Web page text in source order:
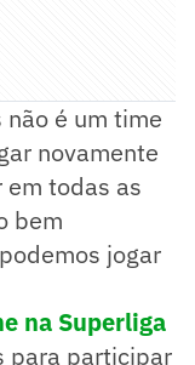
é um time
novamente
em todas as
bem
jogar
na Superliga
para participar